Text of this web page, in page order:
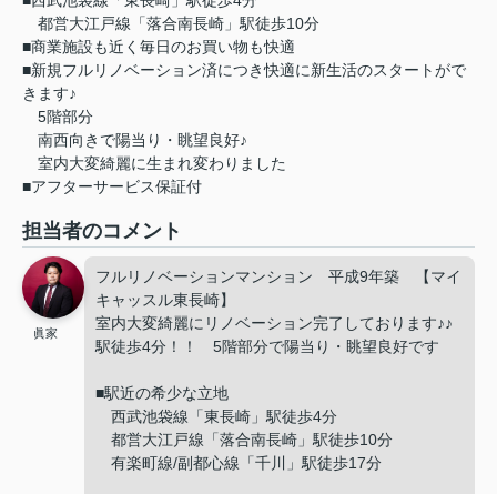
都営大江戸線「落合南長崎」駅徒歩10分
■商業施設も近く毎日のお買い物も快適
■新規フルリノベーション済につき快適に新生活のスタートがで
きます♪
5階部分
南西向きで陽当り・眺望良好♪
室内大変綺麗に生まれ変わりました
■アフターサービス保証付
担当者のコメント
眞家
フルリノベーションマンション 平成9年築 【マイ
キャッスル東長崎】
室内大変綺麗にリノベーション完了しております♪♪
駅徒歩4分！！ 5階部分で陽当り・眺望良好です
■駅近の希少な立地
西武池袋線「東長崎」駅徒歩4分
都営大江戸線「落合南長崎」駅徒歩10分
有楽町線/副都心線「千川」駅徒歩17分